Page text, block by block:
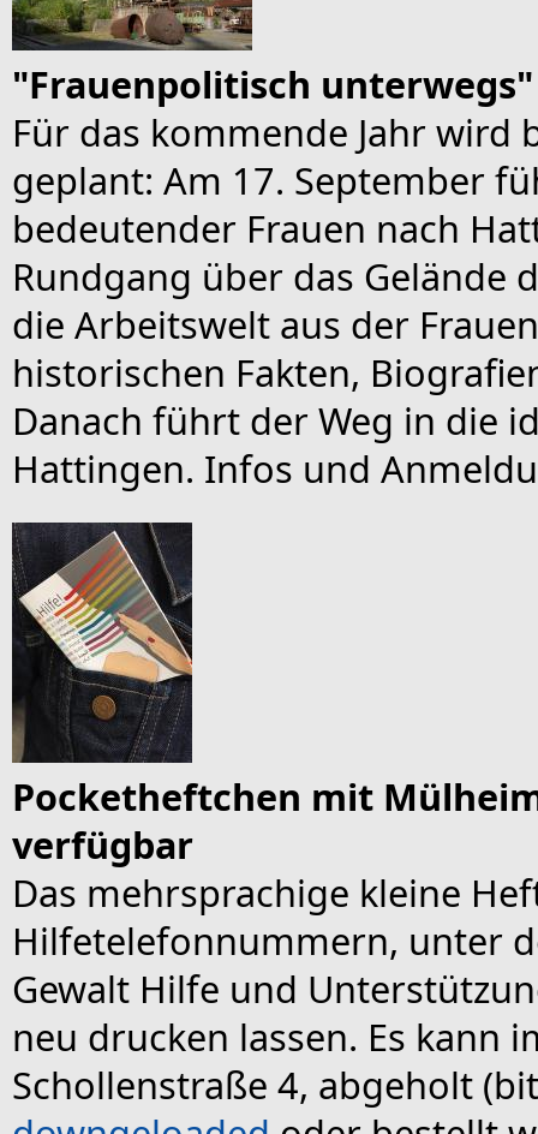
"Frauenpolitisch
Für das kommende Jahr wird
geplant: Am 17. September
bedeutender Frauen nach
Rundgang über das
die Arbeitswelt aus der
historischen Fakten,
Danach führt der Weg in die
Hattingen. Infos und
Pocketheftchen mit
verfügbar
Das mehrsprachige kleine
Hilfetelefonnummern, unter
Gewalt Hilfe und
neu drucken lassen. Es kann
Schollenstraße 4, abgeholt